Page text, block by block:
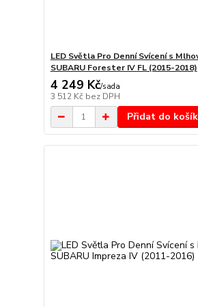
LED Světla Pro Denní Svícení s
SUBARU Forester IV FL (2015-2018)
4 249 Kč/sada
3 512 Kč bez DPH
Přidat do